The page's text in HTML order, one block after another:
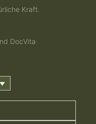
Kraft.
DocVita